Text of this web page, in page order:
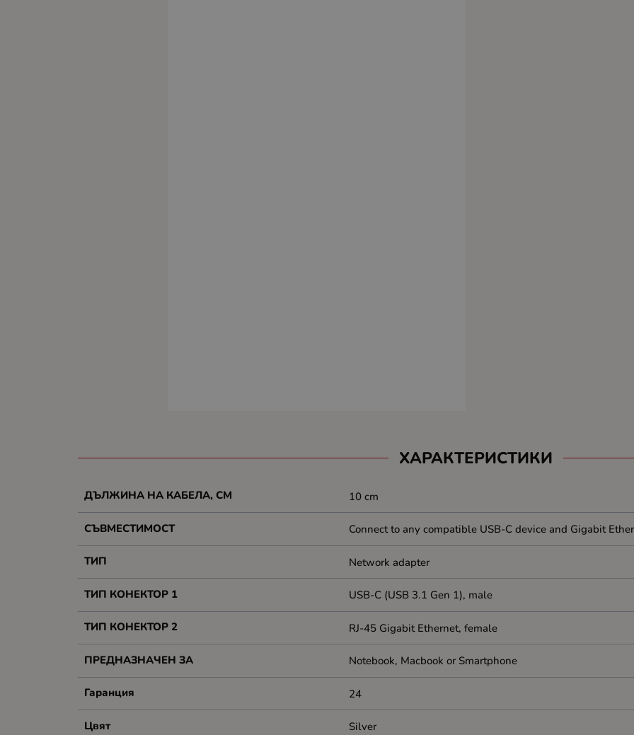
ХАРАКТЕРИСТИКИ
ДЪЛЖИНА НА КАБЕЛА, СМ 10 cm
СЪВМЕСТИМОСТ Connect to any compatible USB-C device and Gigabit
ТИП Network adapter
ТИП КОНЕКТОР 1 USB-C (USB 3.1 Gen 1), male
ТИП КОНЕКТОР 2 RJ-45 Gigabit Ethernet, female
ПРЕДНАЗНАЧЕН ЗА Notebook, Macbook or Smartphone
Гаранция 24
Цвят Silver